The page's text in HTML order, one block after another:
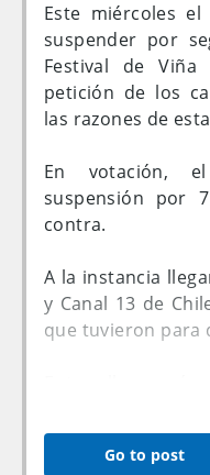
nuestro
acerque a la
como para
peligro.
Este miércoles el
suspender por
Festival de
petición de los
las razones de
En votación,
suspensión por
contra.
A la instancia
y Canal 13 de
que tuvieron para
evento sólo con
público de la
Go to post